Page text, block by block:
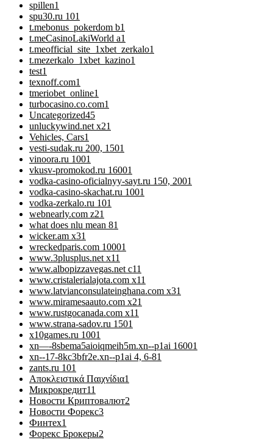
spillen1
spu30.ru 101
t.mebonus_pokerdom b1
t.meCasinoLakiWorld a1
t.meofficial_site_1xbet_zerkalo1
t.mezerkalo_1xbet_kazino1
test1
texnoff.com1
tmeriobet_online1
turbocasino.co.com1
Uncategorized45
unluckywind.net x21
Vehicles, Cars1
vesti-sudak.ru 200, 1501
vinoora.ru 1001
vkusv-promokod.ru 16001
vodka-casino-oficialnyy-sayt.ru 150, 2001
vodka-casino-skachat.ru 1001
vodka-zerkalo.ru 101
webnearly.com z21
what does nlu mean 81
wicker.am x31
wreckedparis.com 10001
www.3plusplus.net x11
www.albopizzavegas.net c11
www.cristalerialajota.com x11
www.latvianconsulateinghana.com x31
www.miramesaauto.com x21
www.rustgocanada.com x11
www.strana-sadov.ru 1501
x10games.ru 1001
xn—-8sbema5aioiqmeih5m.xn--p1ai 16001
xn--17-8kc3bfr2e.xn--p1ai 4, 6-81
zants.ru 101
Αποκλειστικά Παιχνίδια1
Микрокредит11
Новости Криптовалют2
Новости Форекс3
Финтех1
Форекс Брокеры2